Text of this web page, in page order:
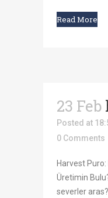
Read More
23 Feb
Posted at
0 Comments
Harvest
Üretimin
severler